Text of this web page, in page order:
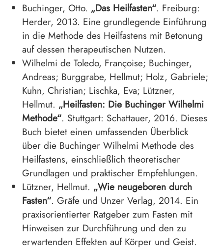
Buchinger, Otto. „Das Heilfasten“. Freiburg:
Herder, 2013. Eine grundlegende Einführung
in die Methode des Heilfastens mit Betonung
auf dessen therapeutischen Nutzen.
Wilhelmi de Toledo, Françoise; Buchinger,
Andreas; Burggrabe, Hellmut; Holz, Gabriele;
Kuhn, Christian; Lischka, Eva; Lützner,
Hellmut. „Heilfasten: Die Buchinger Wilhelmi
Methode“. Stuttgart: Schattauer, 2016. Dieses
Buch bietet einen umfassenden Überblick
über die Buchinger Wilhelmi Methode des
Heilfastens, einschließlich theoretischer
Grundlagen und praktischer Empfehlungen.
Lützner, Hellmut. „Wie neugeboren durch
Fasten“. Gräfe und Unzer Verlag, 2014. Ein
praxisorientierter Ratgeber zum Fasten mit
Hinweisen zur Durchführung und den zu
erwartenden Effekten auf Körper und Geist.